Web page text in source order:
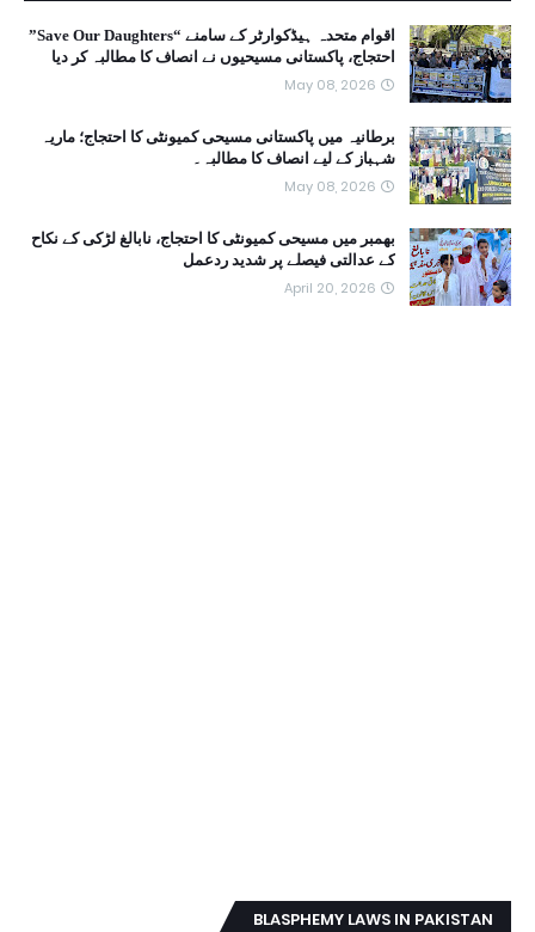
اقوام متحدہ ہیڈکوارٹر کے سامنے “Save Our Daughters”
احتجاج، پاکستانی مسیحیوں نے انصاف کا مطالبہ کر دیا
May 08, 2026
برطانیہ میں پاکستانی مسیحی کمیونٹی کا احتجاج؛ ماریہ
شہباز کے لیے انصاف کا مطالبہ۔
May 08, 2026
بھمبر میں مسیحی کمیونٹی کا احتجاج، نابالغ لڑکی کے نکاح
کے عدالتی فیصلے پر شدید ردعمل
April 20, 2026
BLASPHEMY LAWS IN PAKISTAN